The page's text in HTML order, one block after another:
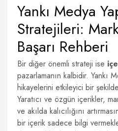
Yankı Medya
Stratejileri:
Başarı Rehberi
Bir diğer önemli strateji ise
pazarlamanın kalbidir. Yankı
hikayelerini etkileyici bir
Yaratıcı ve özgün içerikler,
ve akılda kalıcılığını
bir içerik sadece bilgi